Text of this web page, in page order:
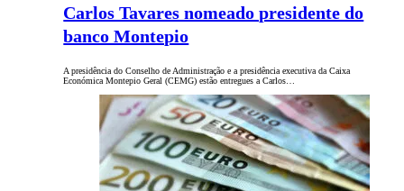
Carlos Tavares nomeado presidente do
banco Montepio
A presidência do Conselho de Administração e a presidência executiva da Caixa
Económica Montepio Geral (CEMG) estão entregues a Carlos…